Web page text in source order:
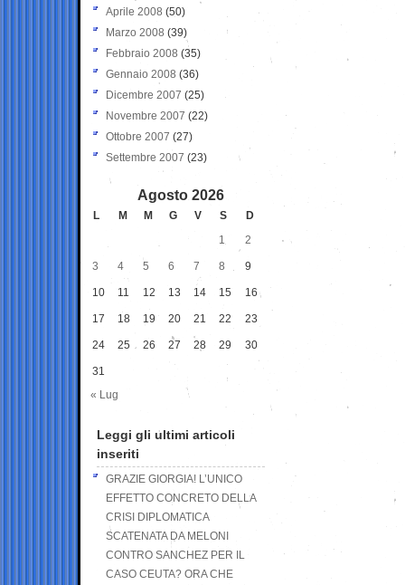
Aprile 2008 (50)
Marzo 2008 (39)
Febbraio 2008 (35)
Gennaio 2008 (36)
Dicembre 2007 (25)
Novembre 2007 (22)
Ottobre 2007 (27)
Settembre 2007 (23)
Agosto 2026
L M M G V S
D
1
2
3 4 5 6 7 8 9
10 11 12 13 14 15 16
17 18 19 20 21 22 23
24 25 26 27 28 29 30
31
« Lug
Leggi gli ultimi articoli
inseriti
GRAZIE GIORGIA! L’UNICO
EFFETTO CONCRETO DELLA
CRISI DIPLOMATICA
SCATENATA DA MELONI
CONTRO SANCHEZ PER IL
CASO CEUTA? ORA CHE